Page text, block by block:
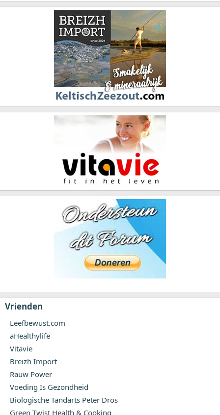
Vrienden
Leefbewust.com
aHealthylife
Vitavie
Breizh Import
Rauw Power
Voeding Is Gezondheid
Biologische Tandarts Peter Dros
Green Twist Health & Cooking